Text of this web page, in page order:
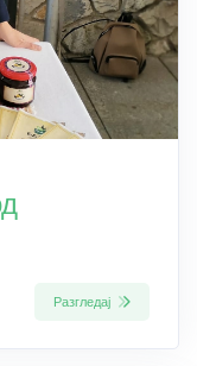
Разгледај